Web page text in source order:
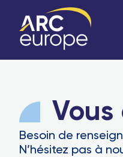
Besoin de
N’hésitez pas à